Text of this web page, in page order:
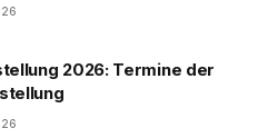
2026: Termine der